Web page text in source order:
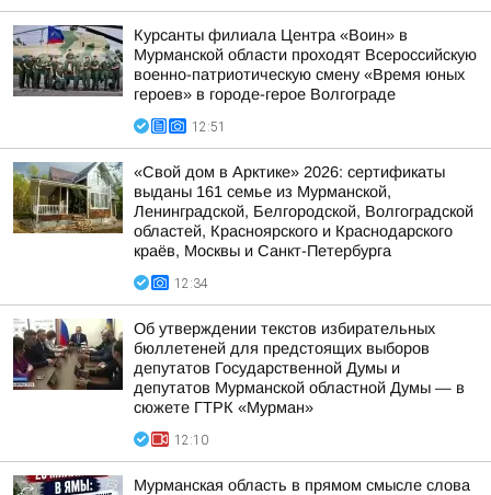
Курсанты филиала Центра «Воин» в
Мурманской области проходят Всероссийскую
военно-патриотическую смену «Время юных
героев» в городе-герое Волгограде
12:51
«Свой дом в Арктике» 2026: сертификаты
выданы 161 семье из Мурманской,
Ленинградской, Белгородской, Волгоградской
областей, Красноярского и Краснодарского
краёв, Москвы и Санкт-Петербурга
12:34
Об утверждении текстов избирательных
бюллетеней для предстоящих выборов
депутатов Государственной Думы и
депутатов Мурманской областной Думы — в
сюжете ГТРК «Мурман»
12:10
Мурманская область в прямом смысле слова